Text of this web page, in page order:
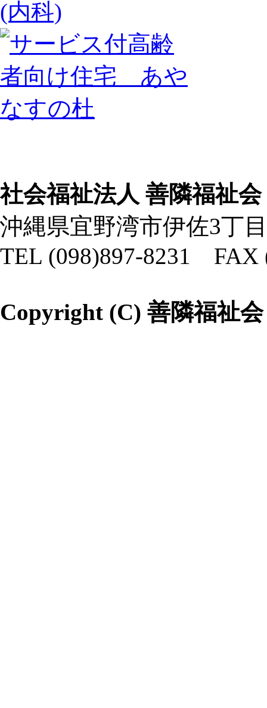
社会福祉法人 善隣福祉会
沖縄県宜野湾市伊佐3丁
TEL (098)897-8231 FAX
Copyright (C) 善隣福祉